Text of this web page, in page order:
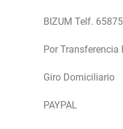
BIZUM Telf.
Por Transferencia
Giro Domiciliario
PAYPAL